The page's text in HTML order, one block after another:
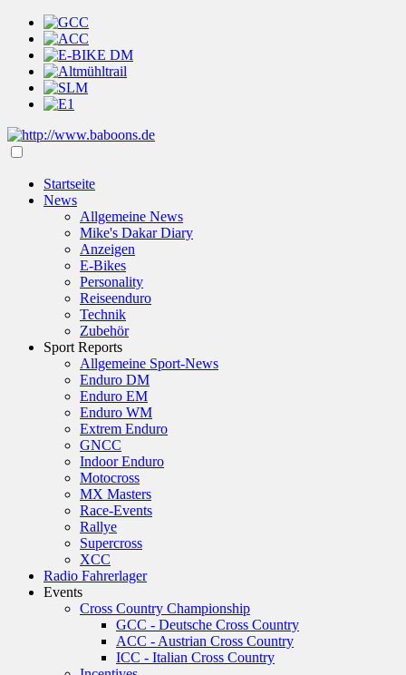
Startseite
News
Allgemeine News
Mike's Dakar Diary
Anzeigen
E-Bikes
Personality
Reiseenduro
Technik
Zubehör
Sport Reports
Allgemeine Sport-News
Enduro DM
Enduro EM
Enduro WM
Extrem Enduro
GNCC
Indoor Enduro
Motocross
MX Masters
Race-Events
Rallye
Supercross
XCC
Radio Fahrerlager
Events
Cross Country Championship
GCC - Deutsche Cross Country
ACC - Austrian Cross Country
ICC - Italian Cross Country